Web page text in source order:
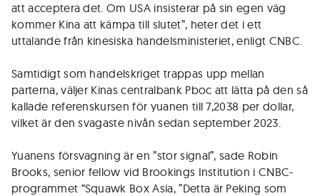
att acceptera det. Om USA insisterar på sin egen väg
kommer Kina att kämpa till slutet”, heter det i ett
uttalande från kinesiska handelsministeriet, enligt CNBC.
Samtidigt som handelskriget trappas upp mellan
parterna, väljer Kinas centralbank Pboc att lätta på den så
kallade referenskursen för yuanen till 7,2038 per dollar,
vilket är den svagaste nivån sedan september 2023.
Yuanens försvagning är en ”stor signal”, sade Robin
Brooks, senior fellow vid Brookings Institution i CNBC-
programmet “Squawk Box Asia, ”Detta är Peking som